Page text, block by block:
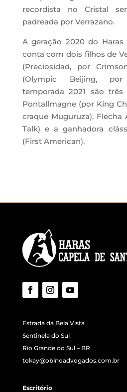
recordista no Cristal
padreada por Verrazano.
A geração 2020 do Haras
conta com dois filhos de
(Preciosidad, por
(Olympic Beijing,
temporada 2021 são três
Pontallmagne (por King
craque Muguruza), Flecha
Talk) e a ganhadora
(First American).
Estrada da Bela Vista
Sentinela do Sul
Rio Grande do Sul – BR
tokay@obinoadvogados.com.br
Escritório